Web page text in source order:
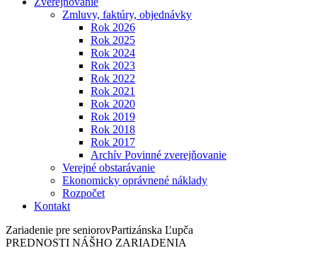
Zmluvy, faktúry, objednávky
Rok 2026
Rok 2025
Rok 2024
Rok 2023
Rok 2022
Rok 2021
Rok 2020
Rok 2019
Rok 2018
Rok 2017
Archív Povinné zverejňovanie
Verejné obstarávanie
Ekonomicky oprávnené náklady
Rozpočet
Kontakt
Zariadenie pre seniorovPartizánska Ľupča
PREDNOSTI NÁŠHO ZARIADENIA